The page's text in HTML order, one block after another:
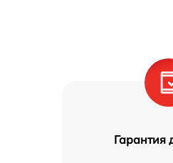
Гарантия